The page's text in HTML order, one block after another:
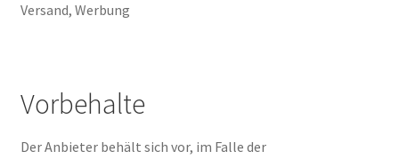
Versand, Werbung
Vorbehalte
Der Anbieter behält sich vor, im Falle der